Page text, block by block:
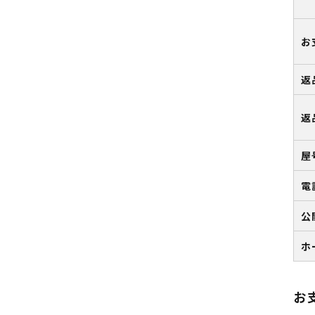
お
返
返
屋
電
公
ホ
お